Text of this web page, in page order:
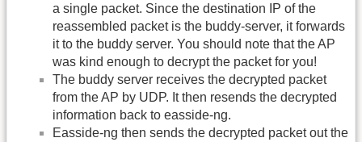
a single packet. Since the destination IP of the
reassembled packet is the buddy-server, it forwards
it to the buddy server. You should note that the AP
was kind enough to decrypt the packet for you!
The buddy server receives the decrypted packet
from the AP by UDP. It then resends the decrypted
information back to easside-ng.
Easside-ng then sends the decrypted packet out the